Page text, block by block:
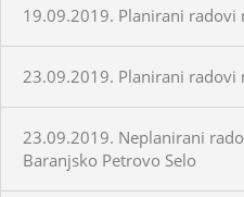
19.09.2019. Planirani radovi
23.09.2019. Planirani radovi
23.09.2019. Neplanirani
Baranjsko Petrovo Selo